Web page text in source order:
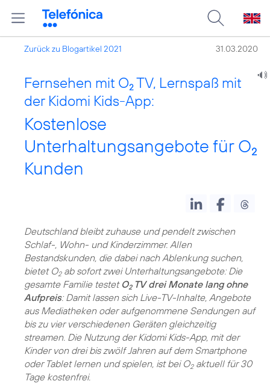
Zurück zu Blogartikel 2021 31.03.2020
Fernsehen mit O2 TV, Lernspaß mit
der Kidomi Kids-App:
Kostenlose
Unterhaltungsangebote für O2
Kunden
Deutschland bleibt zuhause und pendelt zwischen
Schlaf-, Wohn- und Kinderzimmer. Allen
Bestandskunden, die dabei nach Ablenkung suchen,
bietet O2ab sofort zwei Unterhaltungsangebote: Die
gesamte Familie testet O2TV drei Monate lang ohne
Aufpreis: Damit lassen sich Live-TV-Inhalte, Angebote
aus Mediatheken oder aufgenommene Sendungen auf
bis zu vier verschiedenen Geräten gleichzeitig
streamen. Die Nutzung der Kidomi Kids-App, mit der
Kinder von drei bis zwölf Jahren auf dem Smartphone
oder Tablet lernen und spielen, ist bei O2aktuell für 30
Tage kostenfrei.